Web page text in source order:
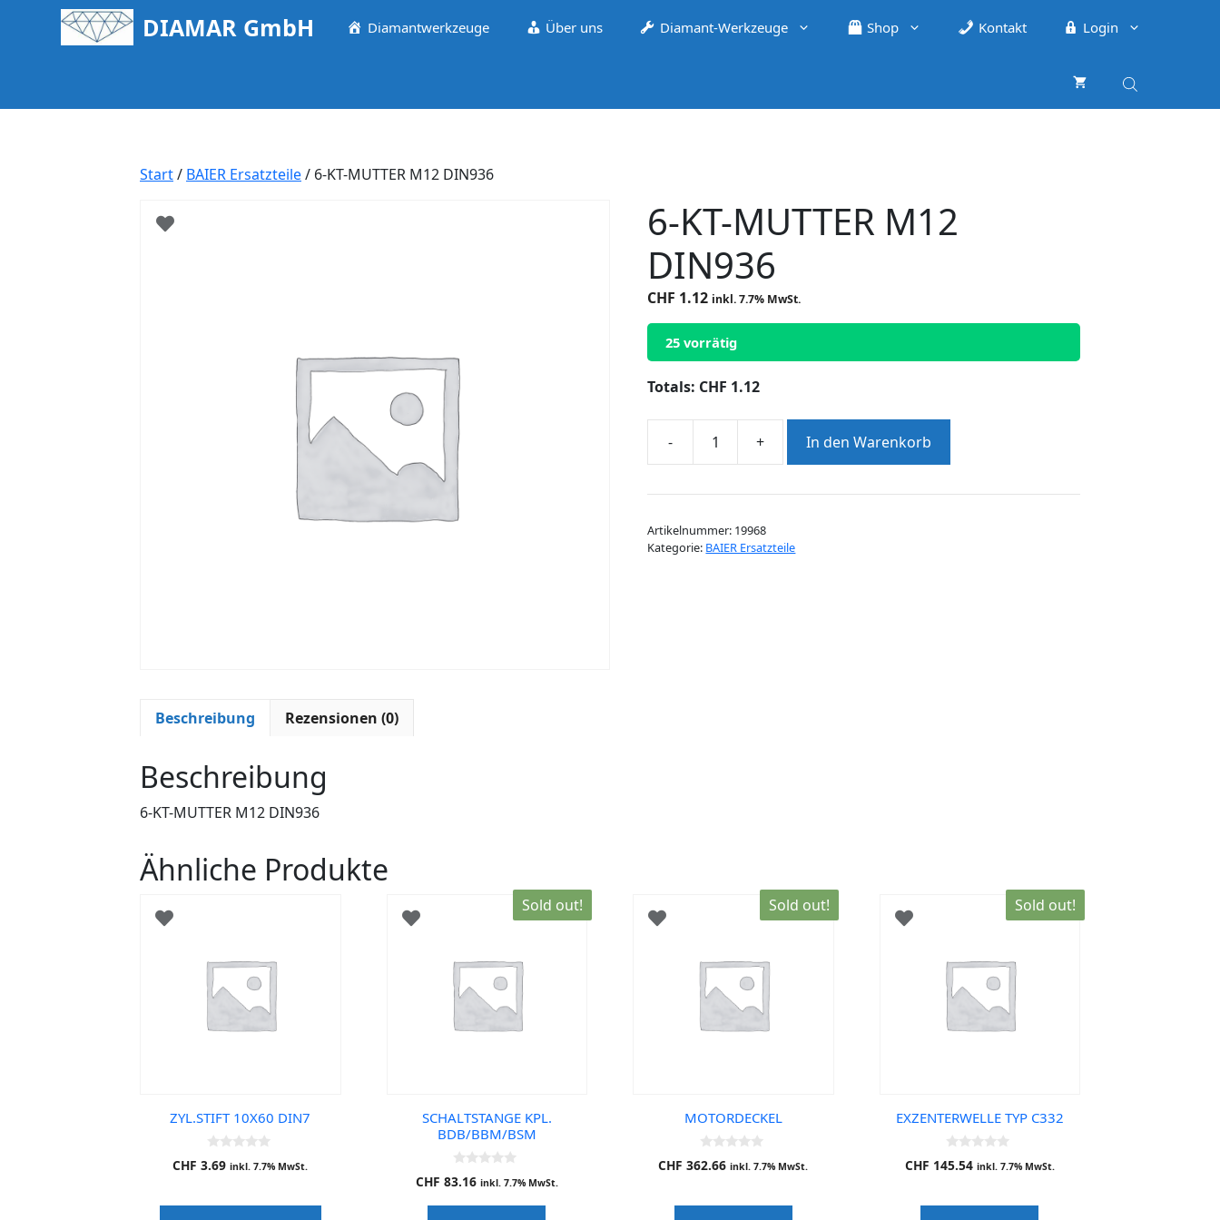
DIAMAR GmbH Diamantwerkzeuge Über uns Diamant-Werkzeuge Shop Kontakt Login
Start/ BAIER Ersatzteile/ 6-KT-MUTTER M12 DIN936
6-KT-MUTTER M12
DIN936
CHF 1.12 inkl. 7.7% MwSt.
25 vorrätig
Totals: CHF 1.12
-
MUTTER
DIN936
Menge
+ In den Warenkorb
Artikelnummer: 19968
Kategorie: BAIER Ersatzteile
Beschreibung Rezensionen (0)
Beschreibung
6-KT-MUTTER M12 DIN936
Ähnliche Produkte
ZYL.STIFT 10X60 DIN7
0
o
o
CHF 3.69 inkl. 7.7% MwSt.
Sold out!
SCHALTSTANGE KPL.
BDB/BBM/BSM
0
o
CHF 83.16 inkl. 7.7% MwSt.
Sold out!
MOTORDECKEL
0
o
o
CHF 362.66 inkl. 7.7% MwSt.
Sold out!
EXZENTERWELLE TYP C332
0
o
o
CHF 145.54 inkl. 7.7% MwSt.